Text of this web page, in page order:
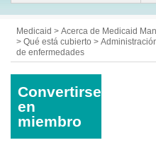
Medicaid > Acerca de Medicaid
> Qué está cubierto >
de enfermedades
Convertirse
en
miembro